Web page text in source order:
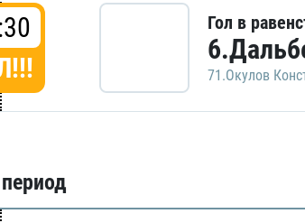
Гол в
71.Окулов